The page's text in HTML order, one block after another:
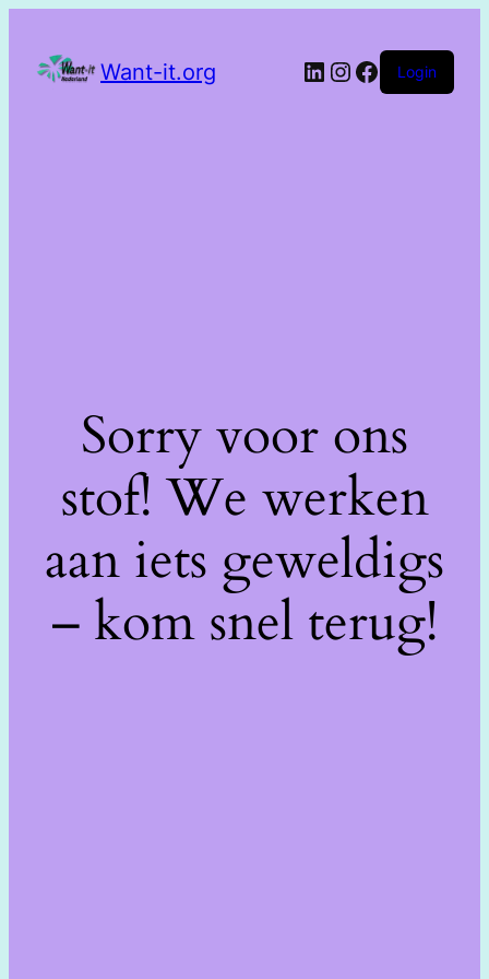
Want-it.org Login
Sorry voor ons
stof! We werken
aan iets geweldigs
– kom snel terug!